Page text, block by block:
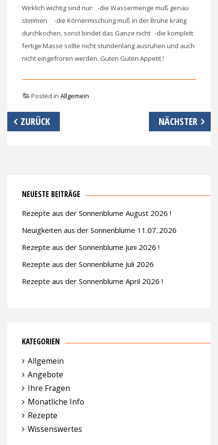
Wirklich wichtig sind nur: -die Wassermenge muß genau
stimmen -die Körnermischung muß in der Brühe krätig
durchkochen, sonst bindet das Ganze nicht -die komplett
fertige Masse sollte nicht stundenlang ausruhen und auch
nicht eingefroren werden. Guten Guten Appetit !
Posted in Allgemein
Beitrags-
Navigation
ZURÜCK NÄCHSTER
NEUESTE BEITRÄGE
Rezepte aus der Sonnenblume August 2026 !
Neuigkeiten aus der Sonnenblume 11.07..2026
Rezepte aus der Sonnenblume Juni 2026 !
Rezepte aus der Sonnenblume Juli 2026
Rezepte aus der Sonnenblume April 2026 !
KATEGORIEN
Allgemein
Angebote
Ihre Fragen
Monatliche Info
Rezepte
Wissenswertes